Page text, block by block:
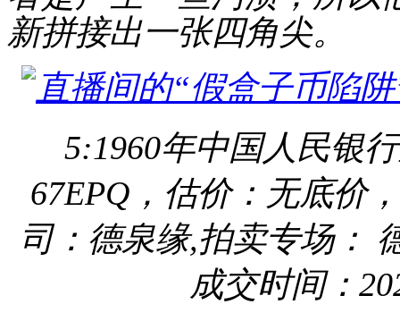
新拼接出一张四角尖。
5:1960年中国人民银
67EPQ，估价：无底价
司：德泉缘,拍卖专场：
成交时间：